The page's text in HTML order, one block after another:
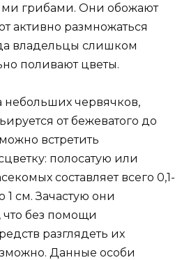
грибами. Они обожают
активно размножаться
владельцы слишком
поливают цветы.
червячков,
от бежеватого до
встретить
полосатую или
составляет всего 0,1-
см. Зачастую они
что без помощи
разглядеть их
Данные особи